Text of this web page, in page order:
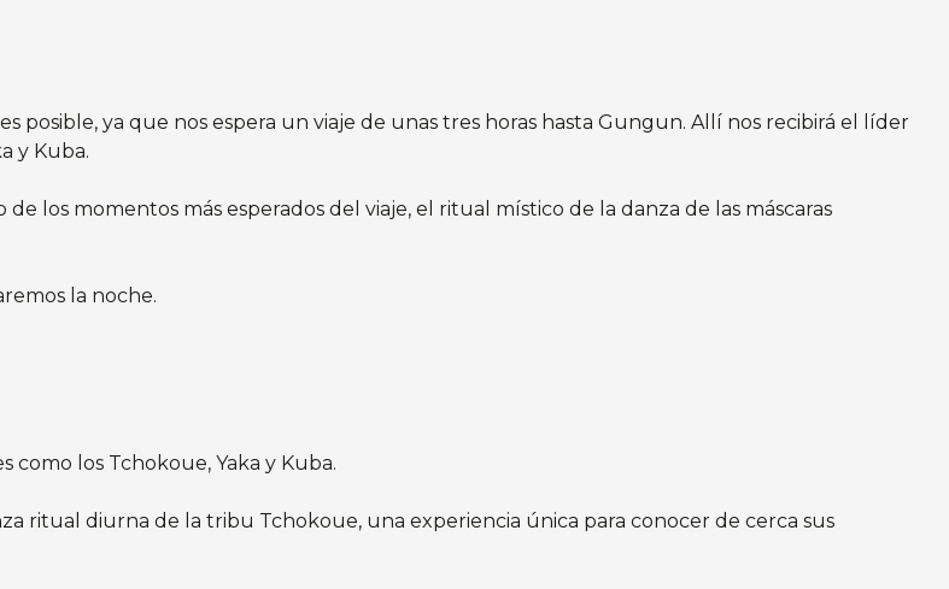
posible, ya que nos espera un viaje de unas tres horas hasta Gungun. Allí nos recibirá el líder
y Kuba.
los momentos más esperados del viaje, el ritual místico de la danza de las máscaras
la noche.
como los Tchokoue, Yaka y Kuba.
ritual diurna de la tribu Tchokoue, una experiencia única para conocer de cerca sus